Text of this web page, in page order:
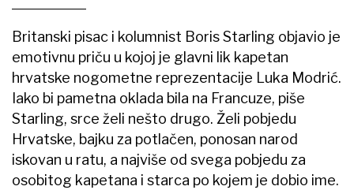
Britanski pisac i kolumnist Boris Starling objavio je
emotivnu priču u kojoj je glavni lik kapetan
hrvatske nogometne reprezentacije Luka Modrić.
Iako bi pametna oklada bila na Francuze, piše
Starling, srce želi nešto drugo. Želi pobjedu
Hrvatske, bajku za potlačen, ponosan narod
iskovan u ratu, a najviše od svega pobjedu za
osobitog kapetana i starca po kojem je dobio ime.